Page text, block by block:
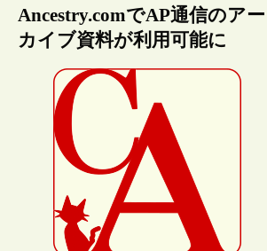
Ancestry.comでAP通信のアー
カイブ資料が利用可能に